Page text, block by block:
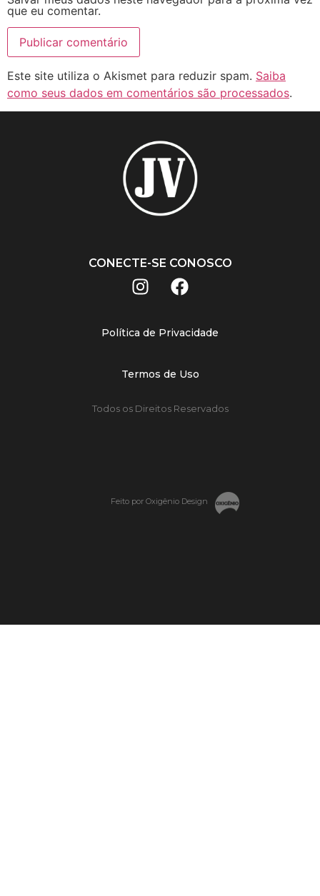
que eu comentar.
Este site utiliza o Akismet para reduzir spam. Saiba
como seus dados em comentários são processados.
CONECTE-SE CONOSCO
Política de Privacidade
Termos de Uso
Todos os Direitos Reservados
Feito por Oxigênio Design